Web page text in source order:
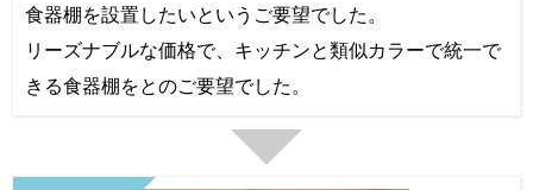
食器棚を設置したいというご要望でした。
リーズナブルな価格で、キッチンと類似カラーで統一で
きる食器棚をとのご要望でした。